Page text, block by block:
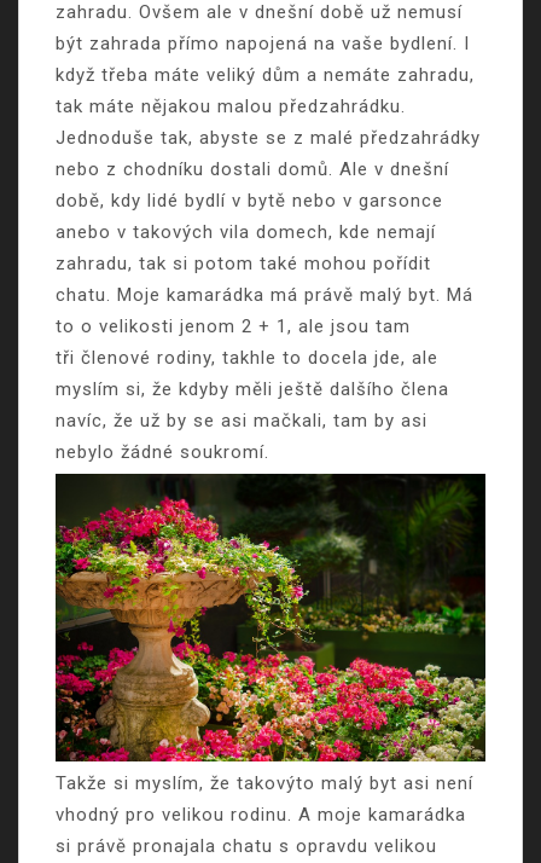
zahradu. Ovšem ale v dnešní době už nemusí
být zahrada přímo napojená na vaše bydlení. I
když třeba máte veliký dům a nemáte zahradu,
tak máte nějakou malou předzahrádku.
Jednoduše tak, abyste se z malé předzahrádky
nebo z chodníku dostali domů. Ale v dnešní
době, kdy lidé bydlí v bytě nebo v garsonce
anebo v takových vila domech, kde nemají
zahradu, tak si potom také mohou pořídit
chatu. Moje kamarádka má právě malý byt. Má
to o velikosti jenom 2 + 1, ale jsou tam
tři členové rodiny, takhle to docela jde, ale
myslím si, že kdyby měli ještě dalšího člena
navíc, že už by se asi mačkali, tam by asi
nebylo žádné soukromí.
Takže si myslím, že takovýto malý byt asi není
vhodný pro velikou rodinu. A moje kamarádka
si právě pronajala chatu s opravdu velikou